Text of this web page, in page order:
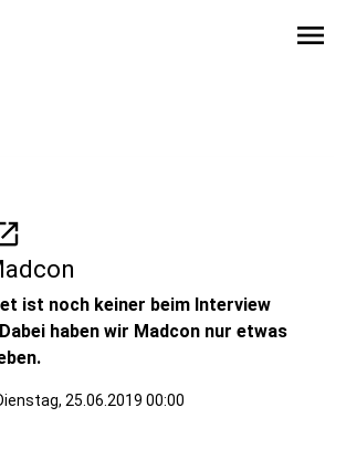
menu
ist noch keiner beim Interview
haben wir Madcon nur etwas
25.06.2019 00:00